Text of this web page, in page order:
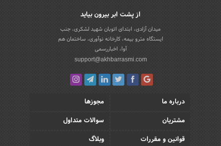
از پشت ابر بیرون بیاید
میدان آزادی، ابتدای اتوبان شهید لشکری، جنب
ایستگاه مترو بیمه، کارخانه نوآوری، ساختمان هم
آوا، اخباررسمی
support@akhbarrasmi.com
درباره ما
مجوزها
مشتریان
سوالات متداول
قوانین و مقررات
وبلاگ